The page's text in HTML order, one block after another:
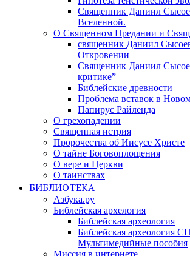
Священник Даниил
Вселенной.
О Священном Предании и
священник Даниил
Откровении
Священник Даниил
критике”
Библейские древности
Проблема вставок в
Папирус Райленда
О грехопадении
Священная истрия
Пророчества об Иисусе Христе
О тайне Боговоплощения
О вере и Церкви
О таинствах
БИБЛИОТЕКА
Азбука.ру
Библейская архелогия
Библейская археология
Библейская археология
Мультимедийные пособия